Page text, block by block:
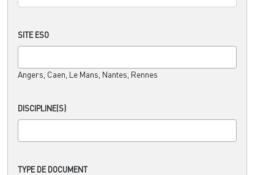
SITE ESO
Angers, Caen, Le Mans, Nantes, Rennes
DISCIPLINE(S)
TYPE DE DOCUMENT